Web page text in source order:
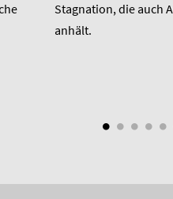
Stagnation, die auch
anhält.